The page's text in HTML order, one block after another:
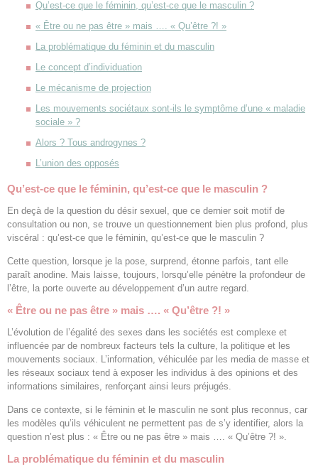
Qu’est-ce que le féminin, qu’est-ce que le masculin ?
« Être ou ne pas être » mais …. « Qu’être ?! »
La problématique du féminin et du masculin
Le concept d’individuation
Le mécanisme de projection
Les mouvements sociétaux sont-ils le symptôme d’une « maladie
sociale » ?
Alors ? Tous androgynes ?
L’union des opposés
Qu’est-ce que le féminin, qu’est-ce que le masculin ?
En deçà de la question du désir sexuel, que ce dernier soit motif de
consultation ou non, se trouve un questionnement bien plus profond, plus
viscéral : qu’est-ce que le féminin, qu’est-ce que le masculin ?
Cette question, lorsque je la pose, surprend, étonne parfois, tant elle
paraît anodine. Mais laisse, toujours, lorsqu’elle pénètre la profondeur de
l’être, la porte ouverte au développement d’un autre regard.
« Être ou ne pas être » mais …. « Qu’être ?! »
L’évolution de l’égalité des sexes dans les sociétés est complexe et
influencée par de nombreux facteurs tels la culture, la politique et les
mouvements sociaux. L’information, véhiculée par les media de masse et
les réseaux sociaux tend à exposer les individus à des opinions et des
informations similaires, renforçant ainsi leurs préjugés.
Dans ce contexte, si le féminin et le masculin ne sont plus reconnus, car
les modèles qu’ils véhiculent ne permettent pas de s’y identifier, alors la
question n’est plus : « Être ou ne pas être » mais …. « Qu’être ?! ».
La problématique du féminin et du masculin